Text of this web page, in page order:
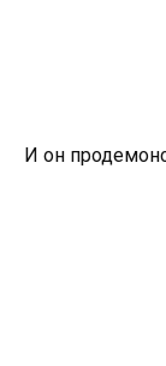
И он